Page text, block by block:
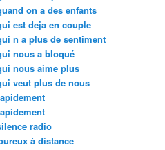
on a des enfants
est deja en couple
n a plus de sentiment
nous a bloqué
nous aime plus
veut plus de nous
radio
à distance